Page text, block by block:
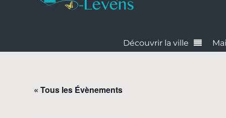
Découvrir la ville
« Tous les Évènements